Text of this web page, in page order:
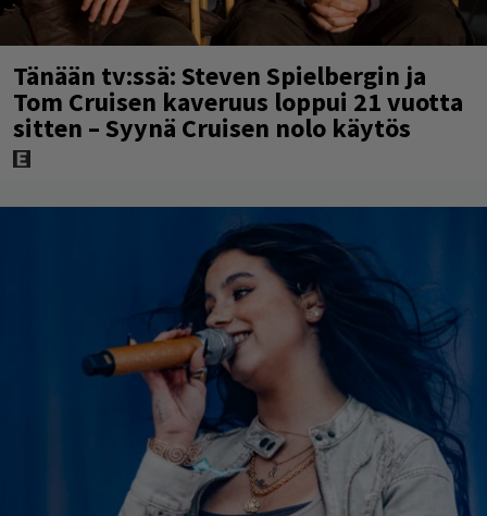
Tänään tv:ssä: Steven Spielbergin ja
Tom Cruisen kaveruus loppui 21 vuotta
sitten – Syynä Cruisen nolo käytös